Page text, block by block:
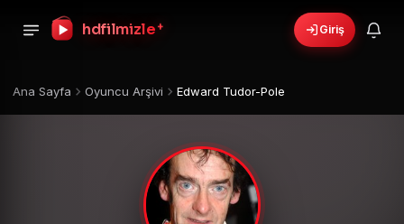
hdfilmizle + Giriş
Ana Sayfa Oyuncu Arşivi Edward Tudor-Pole